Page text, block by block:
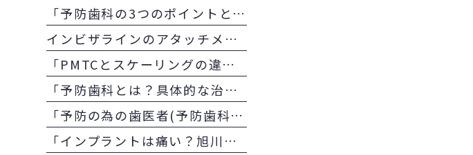
「予防歯科の3つのポイントとは？
インビザラインのアタッチメントとは？歯科医師が教える目的と注意点
「PMTCとスケーリングの違いとは？歯科医師が教える予防歯科の施術内容の違い
「予防歯科とは？具体的な治療内容を解説！！」
「予防の為の歯医者(予防歯科)は保険適用になる？
「インプラントは痛い？旭川の歯科医師が教える痛みの少ない治療法」